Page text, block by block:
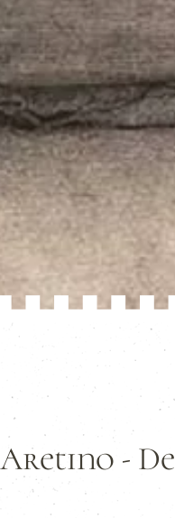
- De